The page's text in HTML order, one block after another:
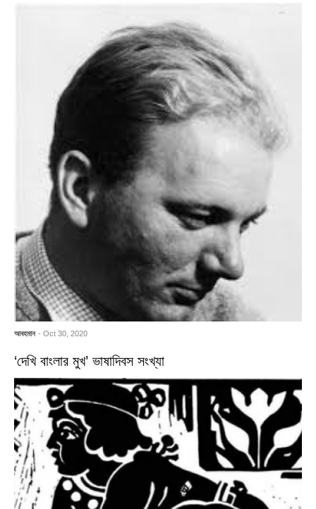
আবহমান - Oct 30, 2020
‘দেখি বাংলার মুখ’ ভাষাদিবস সংখ্যা